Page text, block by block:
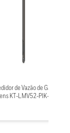
de Vazão de Gás
KT-LMV52-PIK-500